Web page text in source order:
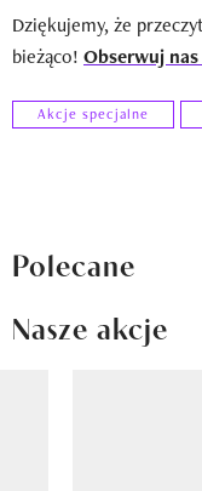
Dziękujemy, że
bieżąco! Obserwuj
Akcje specjalne
Polecane
Nasze akcje